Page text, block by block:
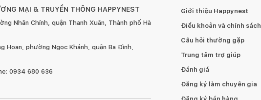
MẠI & TRUYỀN THÔNG HAPPYNEST
Nhân Chính, quận Thanh Xuân, Thành phố Hà
Hoan, phường Ngọc Khánh, quận Ba Đình,
0934 680 636
Giới thiệu Happynest
Điều khoản và chính sách
Câu hỏi thường gặp
Trung tâm trợ giúp
Đánh giá
Đăng ký làm chuyên gia